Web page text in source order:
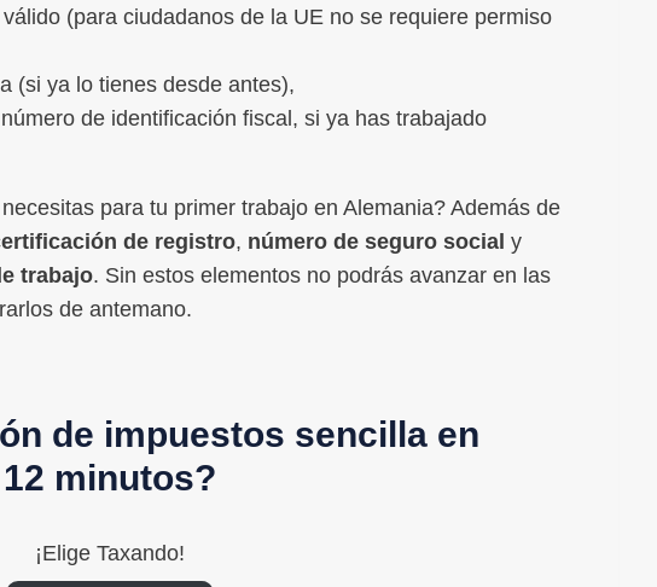
(para ciudadanos de la UE no se requiere permiso
(si ya lo tienes desde antes),
de identificación fiscal, si ya has trabajado
para tu primer trabajo en Alemania? Además de
de registro, número de seguro social y
trabajo. Sin estos elementos no podrás avanzar en las
de antemano.
de impuestos sencilla en
12 minutos?
¡Elige Taxando!